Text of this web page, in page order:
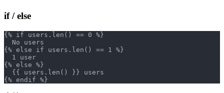
if / else
{% if users.len() == 0 %}
  No users
{% else if users.len() == 1 %}
  1 user
{% else %}
  {{ users.len() }} users
{% endif %}